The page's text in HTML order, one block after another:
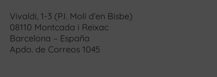
Vivaldi, 1-3 (P.I. Molí d’en Bisbe)
08110 Montcada i Reixac
Barcelona – España
Apdo. de Correos 1045